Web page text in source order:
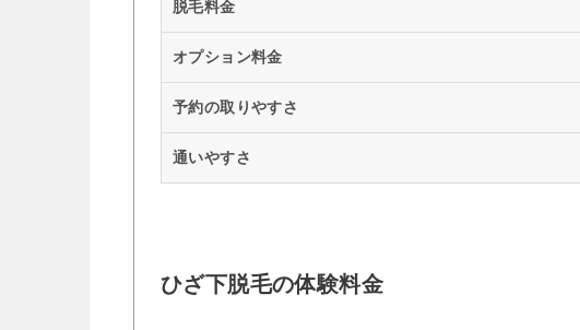
脱毛料金
オプション料金
予約の取りやすさ
通いやすさ
ひざ下脱毛の体験料金